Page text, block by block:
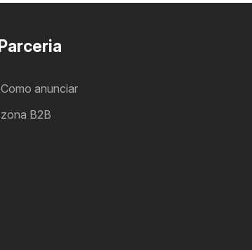
Parceria
Como anunciar
zona B2B